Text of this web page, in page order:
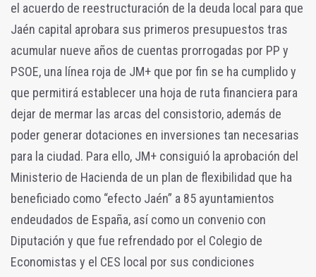
el acuerdo de reestructuración de la deuda local para que
Jaén capital aprobara sus primeros presupuestos tras
acumular nueve años de cuentas prorrogadas por PP y
PSOE, una línea roja de JM+ que por fin se ha cumplido y
que permitirá establecer una hoja de ruta financiera para
dejar de mermar las arcas del consistorio, además de
poder generar dotaciones en inversiones tan necesarias
para la ciudad. Para ello, JM+ consiguió la aprobación del
Ministerio de Hacienda de un plan de flexibilidad que ha
beneficiado como “efecto Jaén” a 85 ayuntamientos
endeudados de España, así como un convenio con
Diputación y que fue refrendado por el Colegio de
Economistas y el CES local por sus condiciones